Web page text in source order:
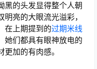
黑的头发显得整个人朝
亮的大眼流光溢彩，
在上期提到的过期米线
她们都具有眼神放电的
加的有肉感。